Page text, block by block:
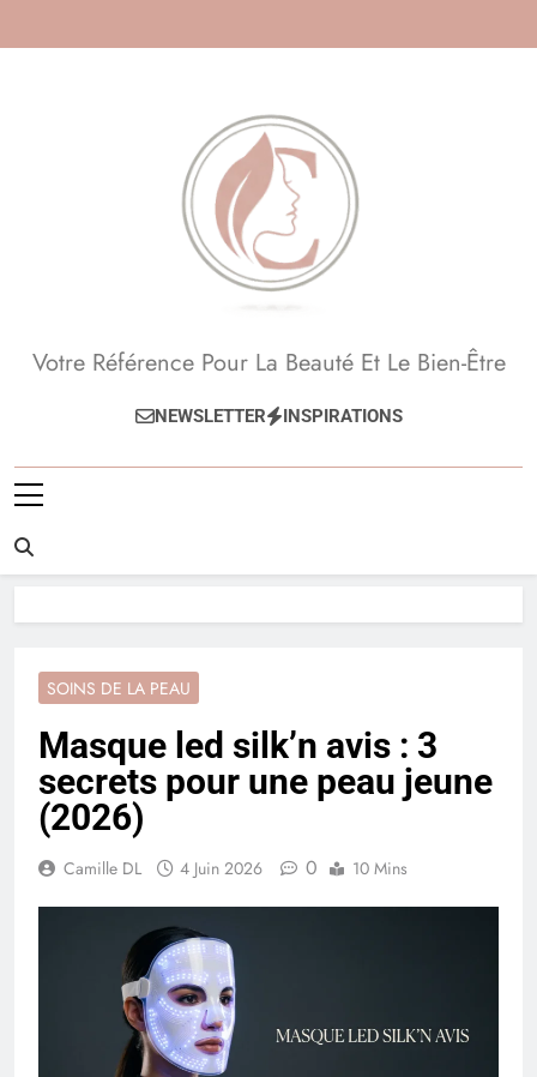
Beauté, Esthétique,
Anti-Âge
Votre Référence Pour La Beauté Et Le Bien-Être
NEWSLETTER INSPIRATIONS
SOINS DE LA PEAU
Masque led silk’n avis : 3
secrets pour une peau jeune
(2026)
Camille DL 4 Juin 2026 0 10 Mins